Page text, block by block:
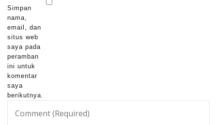
Simpan
nama,
email, dan
situs web
saya pada
peramban
ini untuk
komentar
saya
berikutnya.